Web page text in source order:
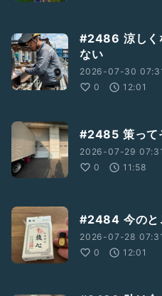
#2486 涼しく
ない
2026-07-30
0
12:01
#2485 策って
2026-07-29
0
11:58
#2484 今のと
2026-07-28
0
12:01